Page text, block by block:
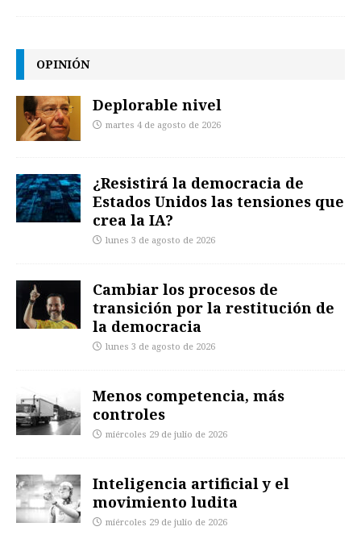
OPINIÓN
Deplorable nivel
martes 4 de agosto de 2026
¿Resistirá la democracia de
Estados Unidos las tensiones que
crea la IA?
lunes 3 de agosto de 2026
Cambiar los procesos de
transición por la restitución de
la democracia
lunes 3 de agosto de 2026
Menos competencia, más
controles
miércoles 29 de julio de 2026
Inteligencia artificial y el
movimiento ludita
miércoles 29 de julio de 2026